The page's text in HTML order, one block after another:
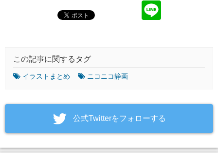
この記事に関するタグ
イラストまとめ ニコニコ静画
‎公式Twitterをフォローする